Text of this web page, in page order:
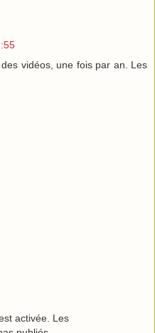
vidéos, une fois par an. Les
activée. Les